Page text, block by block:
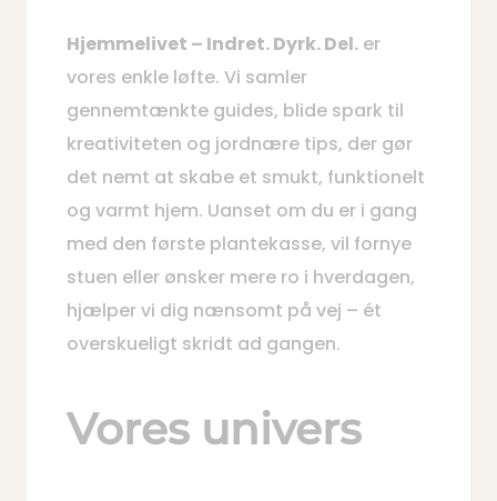
Hjemmelivet – Indret. Dyrk. Del. er
vores enkle løfte. Vi samler
gennemtænkte guides, blide spark til
kreativiteten og jordnære tips, der gør
det nemt at skabe et smukt, funktionelt
og varmt hjem. Uanset om du er i gang
med den første plantekasse, vil fornye
stuen eller ønsker mere ro i hverdagen,
hjælper vi dig nænsomt på vej – ét
overskueligt skridt ad gangen.
Vores univers